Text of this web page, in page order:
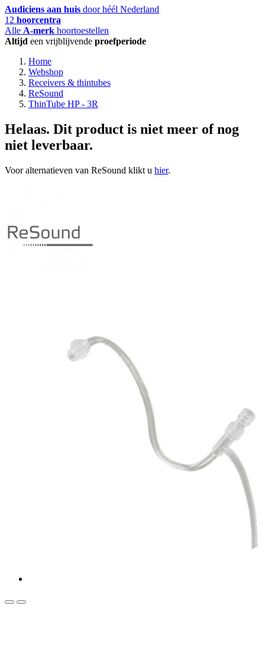
Audiciens aan huis door héél Nederland
12 hoorcentra
Alle A-merk hoortoestellen
Altijd een vrijblijvende proefperiode
Home
Webshop
Receivers & thintubes
ReSound
ThinTube HP - 3R
Helaas. Dit product is niet meer of nog
niet leverbaar.
Voor alternatieven van ReSound klikt u hier.